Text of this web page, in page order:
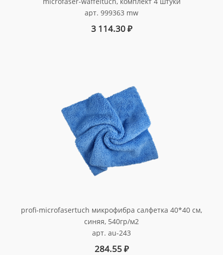
арт. 999363 mw
3 114.30₽
profi-microfasertuch микрофибра салфетка 40*40 см,
синяя, 540гр/м2
арт. au-243
284.55₽